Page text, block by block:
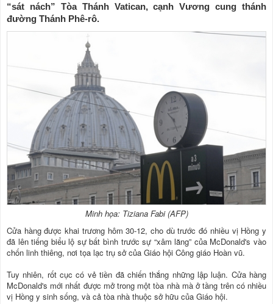
“sát nách” Tòa Thánh Vatican, cạnh Vương cung thánh
đường Thánh Phê-rô.
Minh họa: Tiziana Fabi (AFP)
Cửa hàng được khai trương hôm 30-12, cho dù trước đó nhiều vị Hồng y
đã lên tiếng biểu lộ sự bất bình trước sự “xâm lăng” của McDonald's vào
chốn linh thiêng, nơi tọa lạc trụ sở của Giáo hội Công giáo Hoàn vũ.
Tuy nhiên, rốt cục có vẻ tiền đã chiến thắng những lập luận. Cửa hàng
McDonald's mới nhất được mở trong một tòa nhà mà ở tầng trên có nhiều
vị Hồng y sinh sống, và cả tòa nhà thuộc sở hữu của Giáo hội.